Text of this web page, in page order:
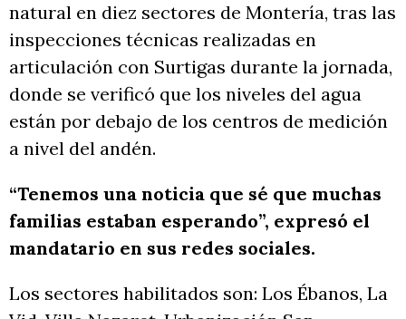
natural en diez sectores de Montería, tras las
inspecciones técnicas realizadas en
articulación con Surtigas durante la jornada,
donde se verificó que los niveles del agua
están por debajo de los centros de medición
a nivel del andén.
“Tenemos una noticia que sé que muchas
familias estaban esperando”, expresó el
mandatario en sus redes sociales.
Los sectores habilitados son: Los Ébanos, La